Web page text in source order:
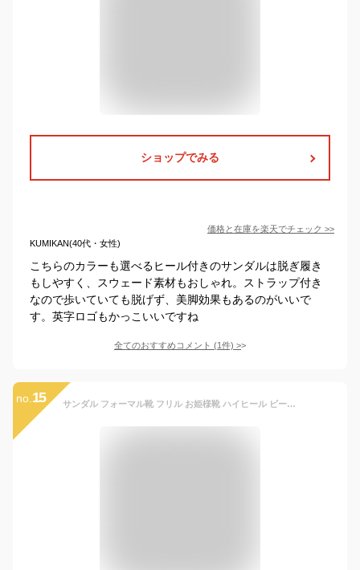
ショップでみる
価格と在庫を楽天でチェック >>
KUMIKAN(40代・女性)
こちらのカラーも選べるヒール付きのサンダルは脱ぎ履き
もしやすく、スウェード素材もおしゃれ。ストラップ付き
なので歩いていても脱げず、美脚効果もあるのがいいで
す。英字ロゴもかっこいいですね
全てのおすすめコメント (1件) >
no. 15 サンダル フォーマル靴 フリル お姫様靴 ハイヒール ビーチサンダル 夏物 女の子 キッズシューズ 子供靴 海 姫系 可愛い プレゼント 舞台靴 演出靴 入学式 女児